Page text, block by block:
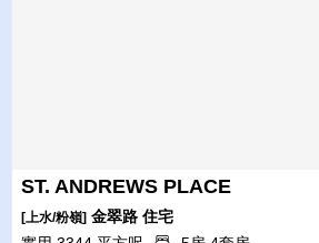
ST. ANDREWS PLACE
[上水/粉嶺] 金翠路 住宅